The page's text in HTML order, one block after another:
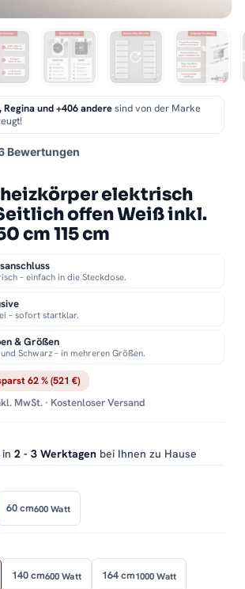
Bewertungen
Regina und +406 anderesind von der Marke
elektrisch
offen Weiß inkl.
cm 115 cm
62 % (521 €)
MwSt. · Kostenloser Versand
2 - 3 Werktagen bei Ihnen zu Hause
– einfach in die Steckdose.
– sofort startklar.
& Größen
Schwarz – in mehreren Größen.
60 cm600 Watt
140 cm600 Watt 164 cm1000 Watt